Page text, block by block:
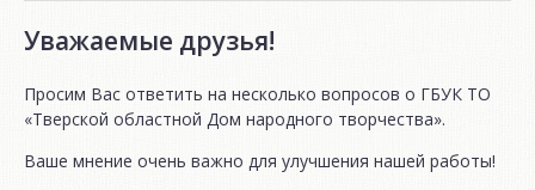
Уважаемые друзья!
Просим Вас ответить на несколько вопросов о ГБУК ТО
«Тверской областной Дом народного творчества».
Ваше мнение очень важно для улучшения нашей работы!